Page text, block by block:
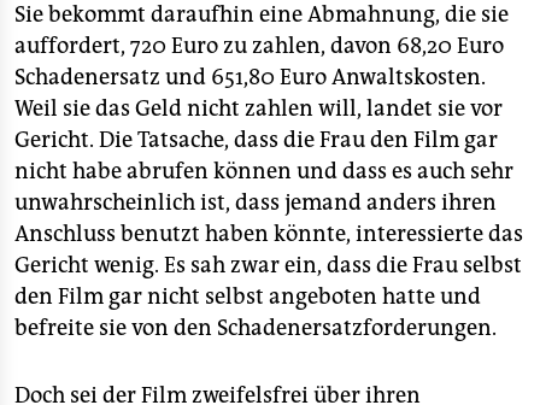
Sie bekommt daraufhin eine Abmahnung, die sie
auffordert, 720 Euro zu zahlen, davon 68,20 Euro
Schadenersatz und 651,80 Euro Anwaltskosten.
Weil sie das Geld nicht zahlen will, landet sie vor
Gericht. Die Tatsache, dass die Frau den Film gar
nicht habe abrufen können und dass es auch sehr
unwahrscheinlich ist, dass jemand anders ihren
Anschluss benutzt haben könnte, interessierte das
Gericht wenig. Es sah zwar ein, dass die Frau selbst
den Film gar nicht selbst angeboten hatte und
befreite sie von den Schadenersatzforderungen.
Doch sei der Film zweifelsfrei über ihren